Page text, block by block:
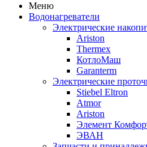
Меню
Водонагреватели
Электрические
Ariston
Thermex
КотлоМаш
Garanterm
Электрические
Stiebel Eltron
Atmor
Ariston
Элемент
ЭВАН